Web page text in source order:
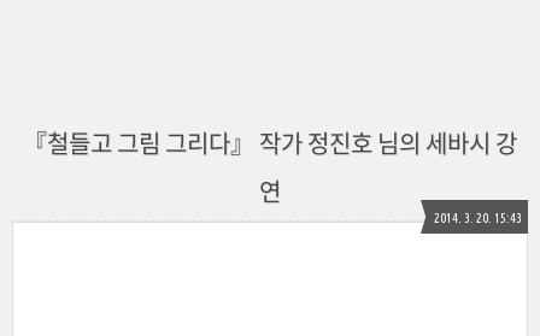
『철들고 그림 그리다』 작가 정진호 님의 세바시 강
연
2014. 3. 20. 15:43